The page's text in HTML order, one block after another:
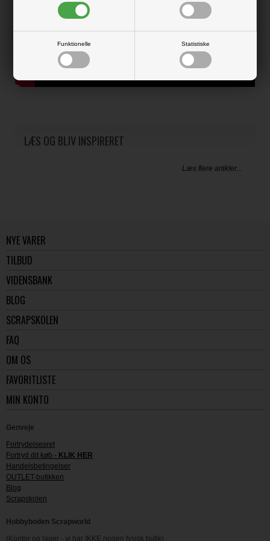
Funktionelle Statistiske
LÆS OG BLIV INSPIRERET
Læs flere artikler...
NYE VARER
TILBUD
VIDENSBANK
BLOG
SCRAPSKOLEN
FAQ
OM OS
FAVORITLISTE
MIN KONTO
Genveje
Fortrydelsesret
Fortryd dit køb - KLIK HER
Handelsbetingelser
OUTLET-butikken
Blog
Scrapskolen
Hobbyboden Scrapworld
(Kontor og lager - vi har IKKE nogen fysisk butik)